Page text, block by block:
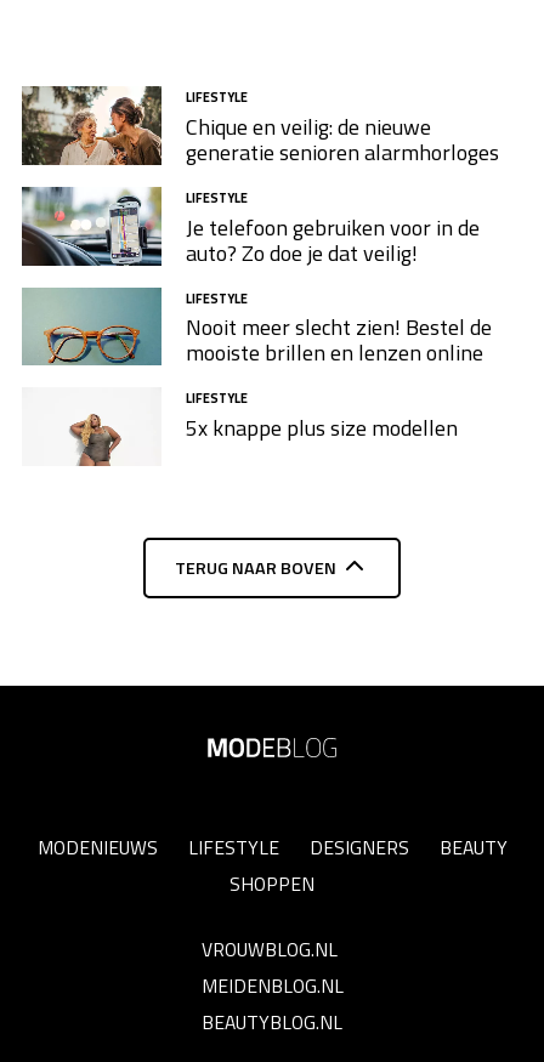
LIFESTYLE
Chique en veilig: de nieuwe
generatie senioren alarmhorloges
LIFESTYLE
Je telefoon gebruiken voor in de
auto? Zo doe je dat veilig!
LIFESTYLE
Nooit meer slecht zien! Bestel de
mooiste brillen en lenzen online
LIFESTYLE
5x knappe plus size modellen​
TERUG NAAR BOVEN
MODENIEUWS LIFESTYLE DESIGNERS
BEAUTY
SHOPPEN
VROUWBLOG.NL
MEIDENBLOG.NL
BEAUTYBLOG.NL